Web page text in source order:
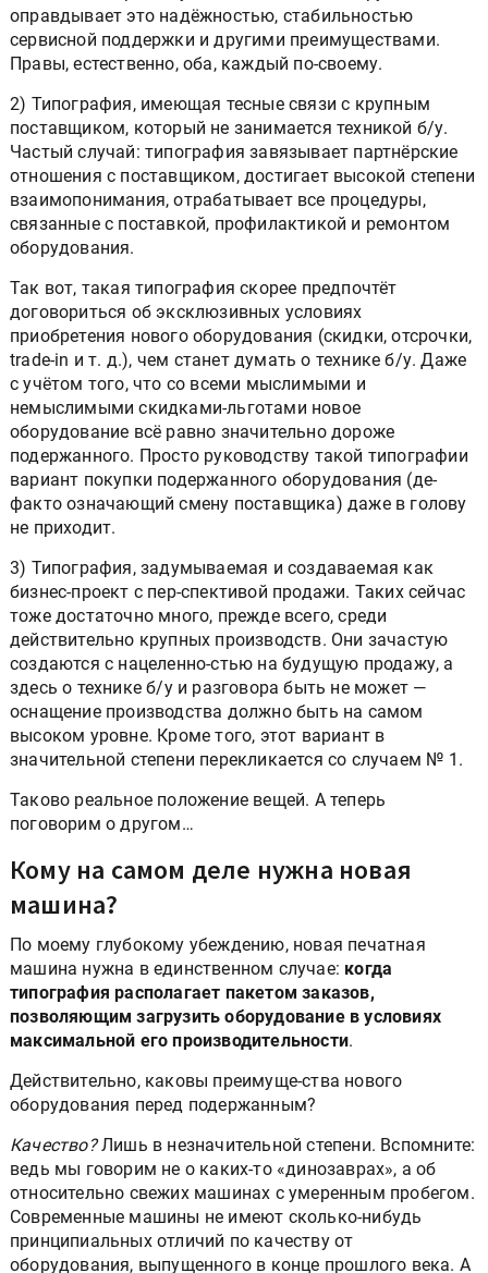
оправдывает это надёжностью, стабильностью
сервисной поддержки и другими преимуществами.
Правы, естественно, оба, каждый по-своему.
2) Типография, имеющая тесные связи с крупным
поставщиком, который не занимается техникой б/у.
Частый случай: типография завязывает партнёрские
отношения с поставщиком, достигает высокой степени
взаимопонимания, отрабатывает все процедуры,
связанные с поставкой, профилактикой и ремонтом
оборудования.
Так вот, такая типография скорее предпочтёт
договориться об эксклюзивных условиях
приобретения нового оборудования (скидки, отсрочки,
trade-in и т. д.), чем станет думать о технике б/у. Даже
с учётом того, что со всеми мыслимыми и
немыслимыми скидками-льготами новое
оборудование всё равно значительно дороже
подержанного. Просто руководству такой типографии
вариант покупки подержанного оборудования (де-
факто означающий смену поставщика) даже в голову
не приходит.
3) Типография, задумываемая и создаваемая как
бизнес-проект с пер-спективой продажи. Таких сейчас
тоже достаточно много, прежде всего, среди
действительно крупных производств. Они зачастую
создаются с нацеленно-стью на будущую продажу, а
здесь о технике б/у и разговора быть не может —
оснащение производства должно быть на самом
высоком уровне. Кроме того, этот вариант в
значительной степени перекликается со случаем № 1.
Таково реальное положение вещей. А теперь
поговорим о другом…
Кому на самом деле нужна новая
машина?
По моему глубокому убеждению, новая печатная
машина нужна в единственном случае: когда
типография располагает пакетом заказов,
позволяющим загрузить оборудование в условиях
максимальной его производительности.
Действительно, каковы преимуще-ства нового
оборудования перед подержанным?
Качество?Лишь в незначительной степени. Вспомните:
ведь мы говорим не о каких-то «динозаврах», а об
относительно свежих машинах с умеренным пробегом.
Современные машины не имеют сколько-нибудь
принципиальных отличий по качеству от
оборудования, выпущенного в конце прошлого века. А